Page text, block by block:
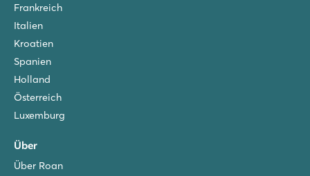
Frankreich
Italien
Kroatien
Spanien
Holland
Österreich
Luxemburg
Über
Über Roan